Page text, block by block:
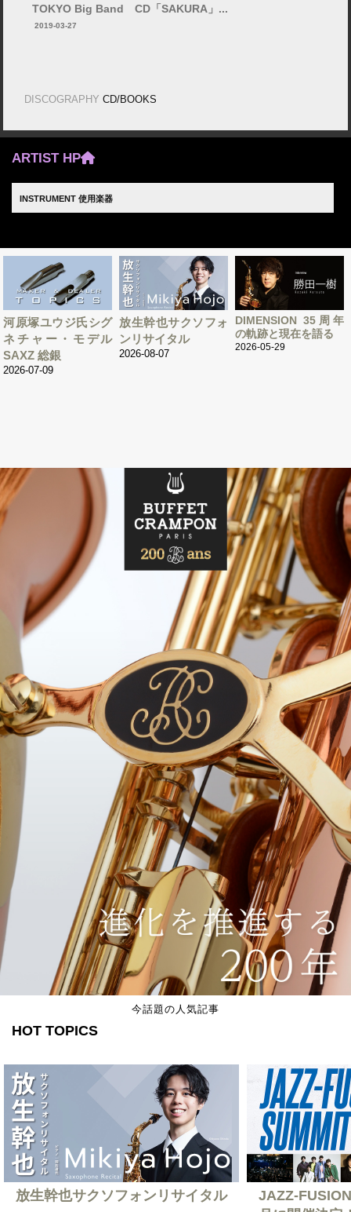
TOKYO Big Band CD「SAKURA」...
2019-03-27
DISCOGRAPHY CD/BOOKS
ARTIST HP
INSTRUMENT 使用楽器
河原塚ユウジ氏シグ
ネチャー・モデル
SAXZ 総銀
2026-07-09
放生幹也サクソフォ
ンリサイタル
2026-08-07
DIMENSION 35周年
の軌跡と現在を語る
2026-05-29
今話題の人気記事
HOT TOPICS
放生幹也サクソフォンリサイタル
JAZZ-